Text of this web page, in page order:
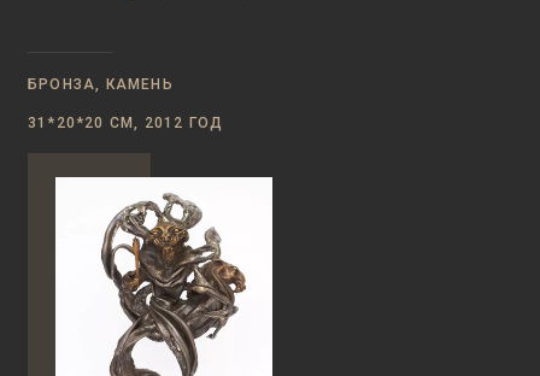
БРОНЗА, КАМЕНЬ
31*20*20 СМ, 2012 ГОД